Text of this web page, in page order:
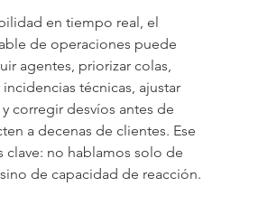
en tiempo real, el
de operaciones puede
agentes, priorizar colas,
técnicas, ajustar
corregir desvíos antes de
a decenas de clientes. Ese
clave: no hablamos solo de
de capacidad de reacción.